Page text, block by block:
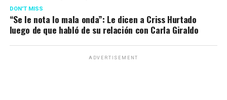
DON'T MISS
“Se le nota lo mala onda”: Le dicen a Criss Hurtado
luego de que habló de su relación con Carla Giraldo
ADVERTISEMENT